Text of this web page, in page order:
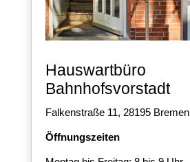
Hauswartbüro
Bahnhofsvorstadt
Falkenstraße 11, 28195 Bremen
Öffnungszeiten